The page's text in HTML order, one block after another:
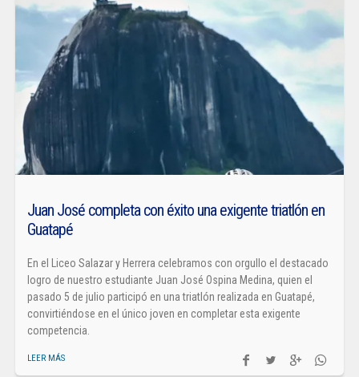
Juan José completa con éxito una exigente triatlón en
Guatapé
En el Liceo Salazar y Herrera celebramos con orgullo el destacado
logro de nuestro estudiante Juan José Ospina Medina, quien el
pasado 5 de julio participó en una triatlón realizada en Guatapé,
convirtiéndose en el único joven en completar esta exigente
competencia.
LEER MÁS